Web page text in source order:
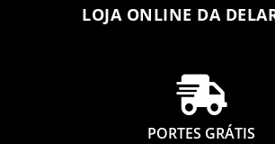
LOJA ONLINE DA

PORTES GRÁTIS